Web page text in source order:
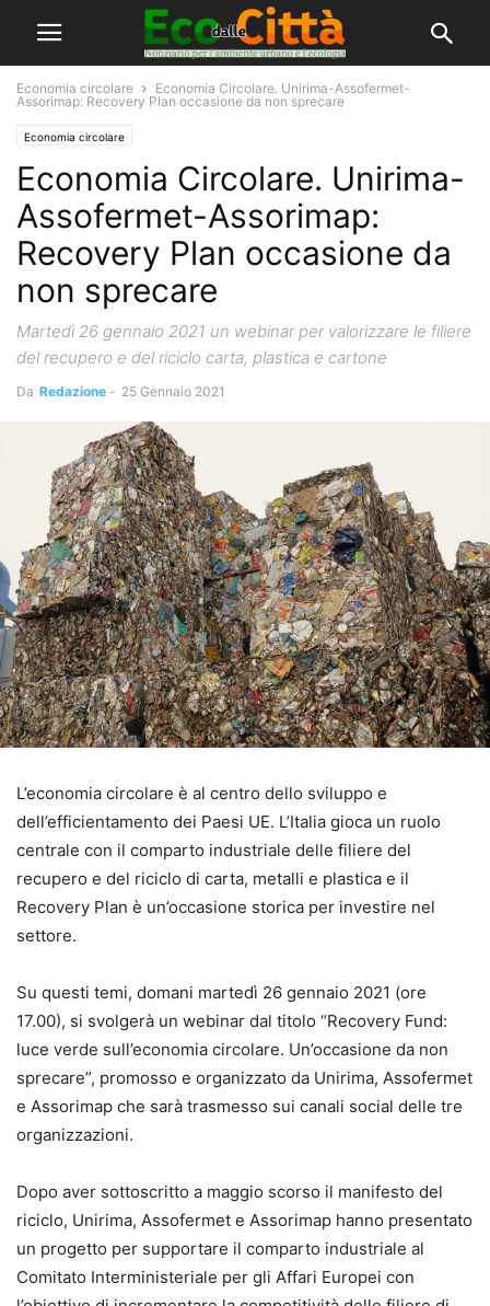
Economia circolare
Economia Circolare. Unirima-Assofermet-
Assorimap: Recovery Plan occasione da non sprecare
Economia circolare
Economia Circolare. Unirima-
Assofermet-Assorimap:
Recovery Plan occasione da
non sprecare
Martedì 26 gennaio 2021 un webinar per valorizzare le filiere
del recupero e del riciclo carta, plastica e cartone
Da Redazione - 25 Gennaio 2021
L’economia circolare è al centro dello sviluppo e
dell’efficientamento dei Paesi UE. L’Italia gioca un ruolo
centrale con il comparto industriale delle filiere del
recupero e del riciclo di carta, metalli e plastica e il
Recovery Plan è un’occasione storica per investire nel
settore.
Su questi temi, domani martedì 26 gennaio 2021 (ore
17.00), si svolgerà un webinar dal titolo “Recovery Fund:
luce verde sull’economia circolare. Un’occasione da non
sprecare”, promosso e organizzato da Unirima, Assofermet
e Assorimap che sarà trasmesso sui canali social delle tre
organizzazioni.
Dopo aver sottoscritto a maggio scorso il manifesto del
riciclo, Unirima, Assofermet e Assorimap hanno presentato
un progetto per supportare il comparto industriale al
Comitato Interministeriale per gli Affari Europei con